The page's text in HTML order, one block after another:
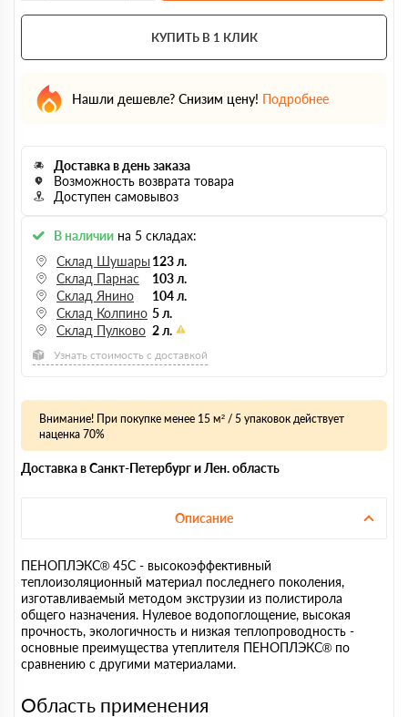
КУПИТЬ В 1 КЛИК
Нашли дешевле? Снизим цену! Подробнее
Доставка в день заказа
Возможность возврата товара
Доступен самовывоз
В наличии на 5 складах:
Склад Шушары 123 л.
Склад Парнас
103 л.
Склад Янино
104 л.
Склад Колпино 5 л.
Склад Пулково 2 л.
Узнать стоимость с доставкой
Внимание! При покупке менее 15 м² / 5 упаковок действует
наценка 70%
Доставка в Санкт-Петербург и Лен. область
Описание
ПЕНОПЛЭКС® 45С - высокоэффективный
теплоизоляционный материал последнего поколения,
изготавливаемый методом экструзии из полистирола
общего назначения. Нулевое водопоглощение, высокая
прочность, экологичность и низкая теплопроводность -
основные преимущества утеплителя ПЕНОПЛЭКС® по
сравнению с другими материалами.
Область применения